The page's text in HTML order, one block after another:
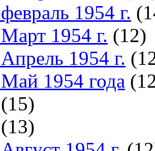
1954 г.
1954 г. (12)
1954 г.
1954 года
(15)
(13)